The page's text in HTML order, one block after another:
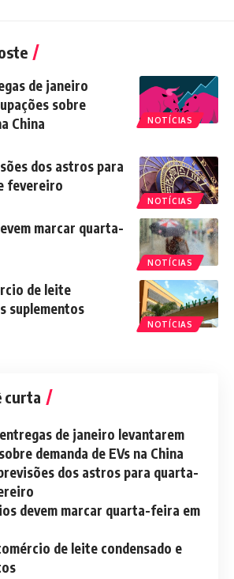
NOTÍCIAS
de janeiro
sobre
China
NOTÍCIAS
dos astros para
fevereiro
NOTÍCIAS
marcar quarta-
NOTÍCIAS
de leite
suplementos
curta
de janeiro levantarem
demanda de EVs na China
dos astros para quarta-
devem marcar quarta-feira em
de leite condensado e